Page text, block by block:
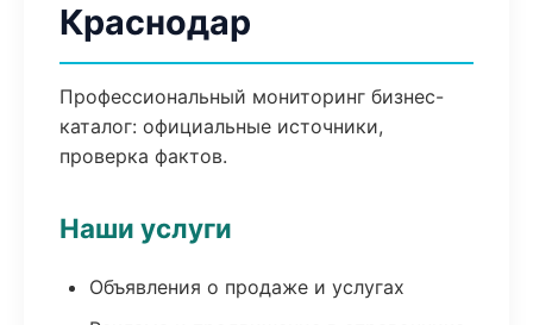
Краснодар
Профессиональный мониторинг бизнес-
каталог: официальные источники,
проверка фактов.
Наши услуги
Объявления о продаже и услугах